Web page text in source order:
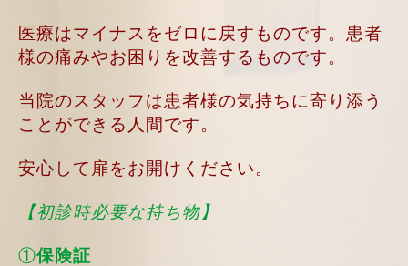
医療はマイナスをゼロに戻すものです。患者
様の痛みやお困りを改善するものです。
当院のスタッフは患者様の気持ちに寄り添う
ことができる人間です。
安心して扉をお開けください。
【初診時必要な持ち物】
①保険証